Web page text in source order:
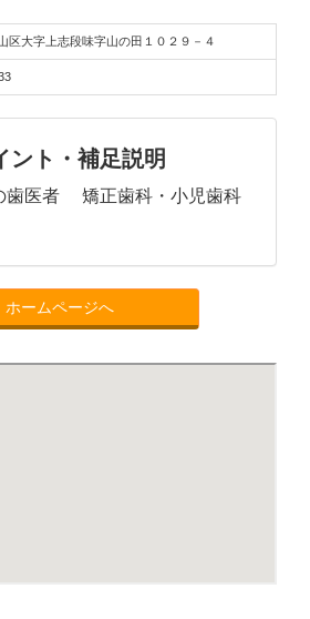
区大字上志段味字山の田１０２９－４
ント・補足説明
歯医者 矯正歯科・小児歯科
ホームページへ